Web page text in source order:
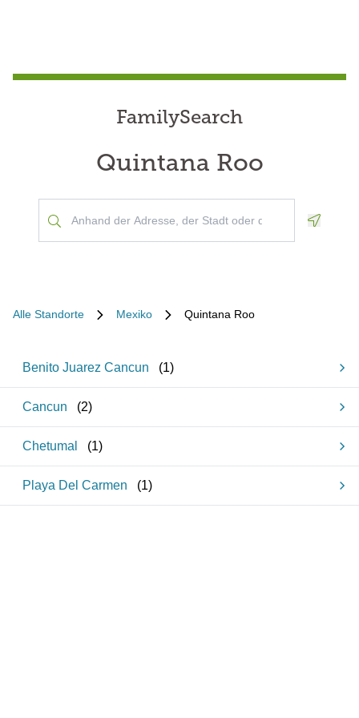
FamilySearch
Quintana Roo
Alle Standorte Mexiko Quintana Roo
Benito Juarez Cancun (1)
Cancun (2)
Chetumal (1)
Playa Del Carmen (1)